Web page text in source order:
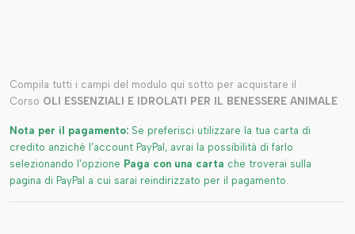
Compila tutti i campi del modulo qui sotto per acquistare il
Corso OLI ESSENZIALI E IDROLATI PER IL BENESSERE ANIMALE
Nota per il pagamento: Se preferisci utilizzare la tua carta di
credito anziché l'account PayPal, avrai la possibilità di farlo
selezionando l'opzione Paga con una carta che troverai sulla
pagina di PayPal a cui sarai reindirizzato per il pagamento.